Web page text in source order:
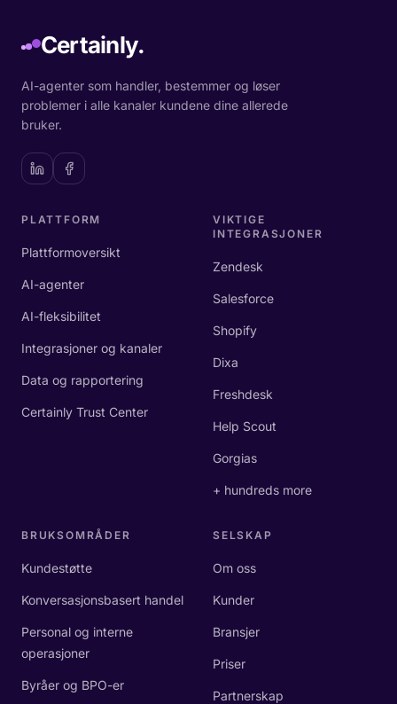
Certainly.
AI-agenter som handler, bestemmer og løser
problemer i alle kanaler kundene dine allerede
bruker.
PLATTFORM
Plattformoversikt
AI-agenter
AI-fleksibilitet
Integrasjoner og kanaler
Data og rapportering
Certainly Trust Center
VIKTIGE
INTEGRASJONER
Zendesk
Salesforce
Shopify
Dixa
Freshdesk
Help Scout
Gorgias
+ hundreds more
BRUKSOMRÅDER
Kundestøtte
Konversasjonsbasert handel
Personal og interne
operasjoner
Byråer og BPO-er
SELSKAP
Om oss
Kunder
Bransjer
Priser
Partnerskap